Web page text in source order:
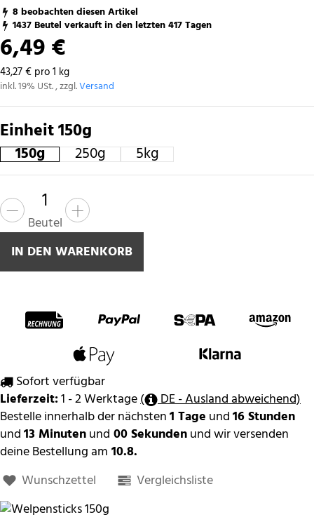
8 beobachten diesen Artikel
1437 Beutel verkauft in den letzten 417 Tagen
6,49 €
43,27 € pro 1 kg
inkl. 19% USt. , zzgl.Versand
Einheit150g
150g150g 250g250g 5kg5kg
Beutel
IN DEN WARENKORB
Zahlungsmethoden
Sofort verfügbar
Lieferzeit:1 - 2 Werktage(
DE - Ausland abweichend)
Bestelle innerhalb der nächsten1 Tage und16 Stunden
und13 Minutenund 00 Sekundenund wir versenden
deine Bestellung am 10.8.
Wunschzettel
Vergleichsliste